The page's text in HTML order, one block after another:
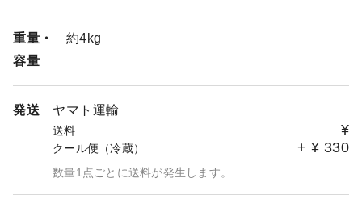
重量・
容量
約4kg
発送 ヤマト運輸
送料 ¥
クール便（冷蔵） + ¥ 330
数量1点ごとに送料が発生します。